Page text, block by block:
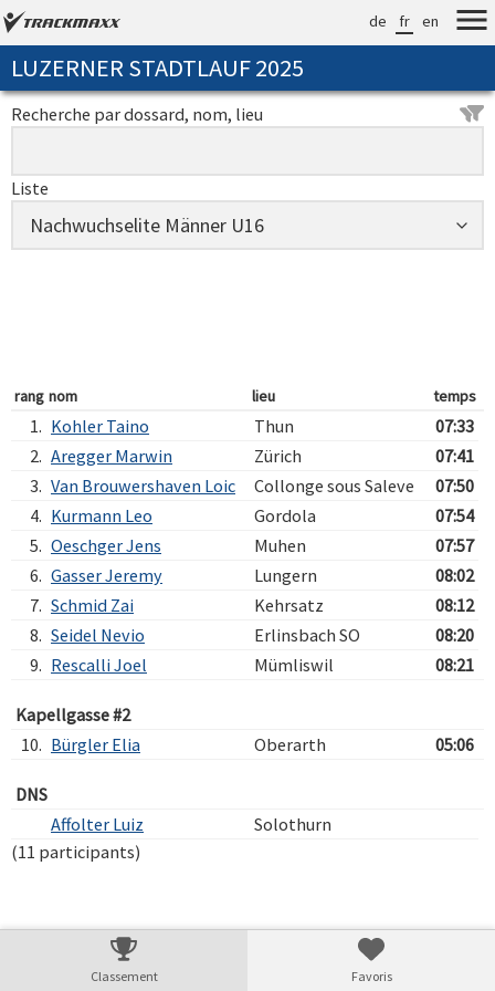
de fr en
LUZERNER STADTLAUF 2025
Recherche par dossard, nom, lieu
Liste
rang nom lieu temps
1. Kohler Taino Thun
07:33
2. Aregger Marwin Zürich
07:41
3. Van Brouwershaven Loic Collonge sous Saleve
07:50
4. Kurmann Leo Gordola
07:54
5. Oeschger Jens Muhen
07:57
6. Gasser Jeremy Lungern
08:02
7. Schmid Zai Kehrsatz
08:12
8. Seidel Nevio Erlinsbach SO
08:20
9. Rescalli Joel Mümliswil 08:21
Kapellgasse #2
10. Bürgler Elia Oberarth 05:06
DNS
Affolter Luiz
Solothurn
(11 participants)
Classement Favoris